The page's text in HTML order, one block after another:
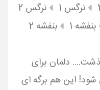
نرگس 1
نرگس 2
بنفشه 1
بنفشه 2
دلمان برای
این هم برگه ای